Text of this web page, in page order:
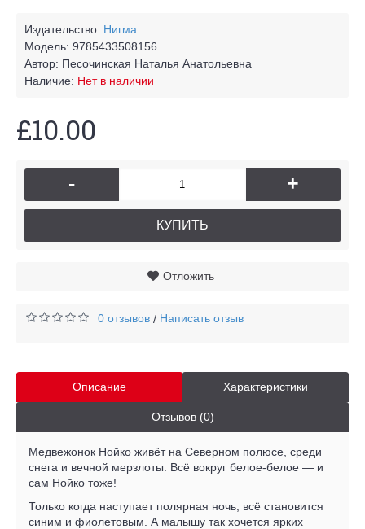
Издательство: Нигма
Модель: 9785433508156
Автор: Песочинская Наталья Анатольевна
Наличие: Нет в наличии
£10.00
- +
КУПИТЬ
Отложить
0 отзывов / Написать отзыв
Описание Характеристики
Отзывов (0)
Медвежонок Нойко живёт на Северном полюсе, среди
снега и вечной мерзлоты. Всё вокруг белое-белое — и
сам Нойко тоже!
Только когда наступает полярная ночь, всё становится
синим и фиолетовым. А малышу так хочется ярких